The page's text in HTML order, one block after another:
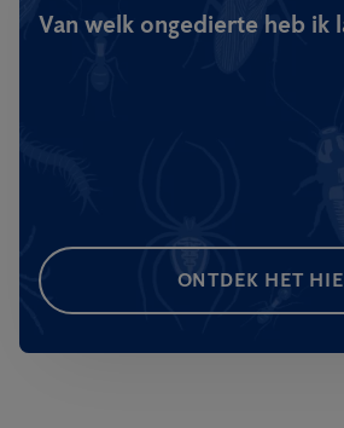
Van welk ongedierte heb ik
ONTDEK HET